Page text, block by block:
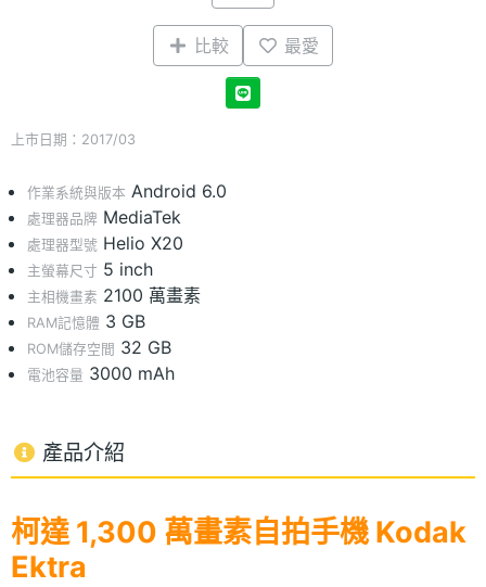
比較 最愛
上市日期：2017/03
作業系統與版本 Android 6.0
處理器品牌 MediaTek
處理器型號 Helio X20
主螢幕尺寸 5 inch
主相機畫素 2100 萬畫素
RAM記憶體 3 GB
ROM儲存空間 32 GB
電池容量 3000 mAh
產品介紹
柯達 1,300 萬畫素自拍手機 Kodak
Ektra